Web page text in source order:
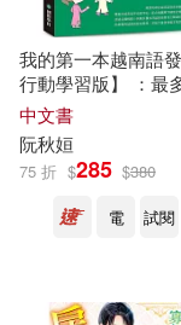
しずまよし
のばらあい
プレステー
ホタテユウ
伴度(5)
北京燕山出
新華先鋒(16)
書林出版有
我的第一本越南語
行動學習版】 ：最
語、語言中心、網路
教材!(附QR碼線上音
含南北音✕可線上隨
中文書
阮秋姮
75 折 $285 $380
電
試閱